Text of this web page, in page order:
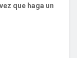
que haga un